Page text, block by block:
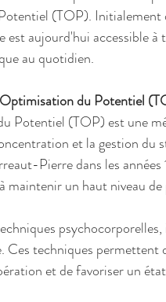
(TOP). Initialement
est aujourd'hui accessible
au quotidien.
du Potentiel
Potentiel (TOP) est une
et la gestion du
Pierre dans les
maintenir un haut niveau
Ces techniques permettent
et de favoriser un